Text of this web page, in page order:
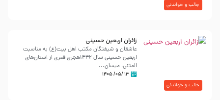
جالب و خواندنی
جالب و خواندنی
زائران اربعین حسینی
عاشقان و شیفتگان مکتب اهل بیت(ع) به مناسبت
اربعین حسینی سال ۱۴۴۲هجری قمری از استان‌های
المثنی، میسان...
۱۳ /۰۵/ ۱۴۰۵